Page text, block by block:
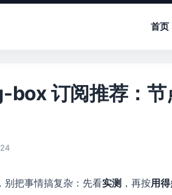
首页
订阅推荐：节
，别把事情搞复杂：先看实测 ，再按用